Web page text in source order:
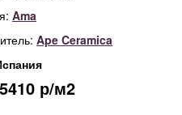
Ama
Ape Ceramica
5410 р/м2